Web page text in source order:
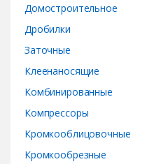
Домостроительное
Дробилки
Заточные
Клеенаносящие
Комбинированные
Компрессоры
Кромкооблицовочные
Кромкообрезные